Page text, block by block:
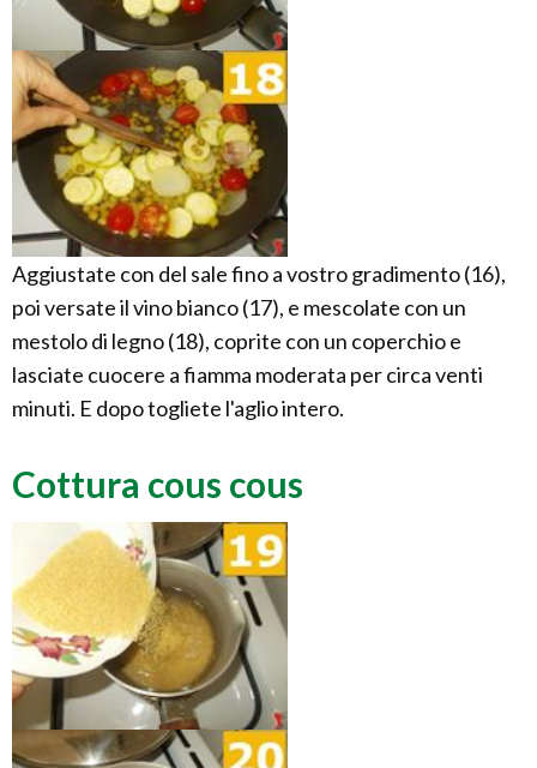
Aggiustate con del sale fino a vostro gradimento (16),
poi versate il vino bianco (17), e mescolate con un
mestolo di legno (18), coprite con un coperchio e
lasciate cuocere a fiamma moderata per circa venti
minuti. E dopo togliete l'aglio intero.
Cottura cous cous